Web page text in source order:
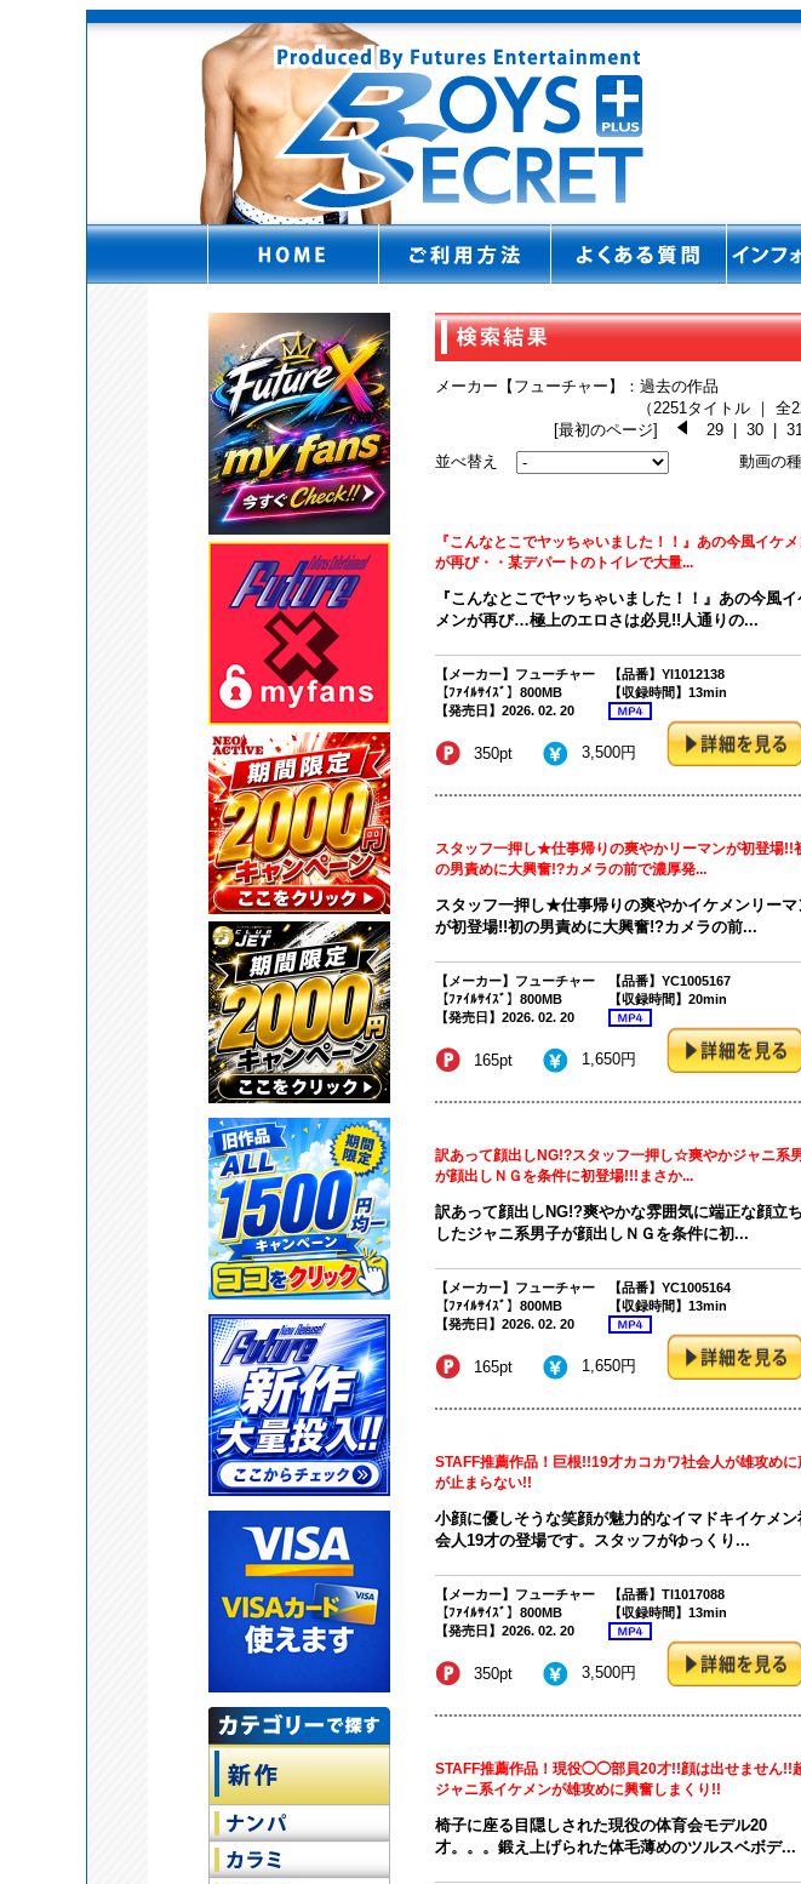
メーカー【フューチャー】：過去の作品
（2251タイトル ｜ 全
[最初のページ]
29| 30|
並べ替え
動画の
『こんなとこでヤッちゃいました！！』あの今風イケメ
が再び・・某デパートのトイレで大量...
『こんなとこでヤッちゃいました！！』あの今風イ
メンが再び…極上のエロさは必見!!人通りの...
【メーカー】フューチャー
【品番】YI1012138
【ﾌｧｲﾙｻｲｽﾞ】800MB
【収録時間】13min
【発売日】2026. 02. 20
350pt 3,500円
スタッフ一押し★仕事帰りの爽やかリーマンが初登場!!
の男責めに大興奮!?カメラの前で濃厚発...
スタッフ一押し★仕事帰りの爽やかイケメンリーマ
が初登場!!初の男責めに大興奮!?カメラの前...
【メーカー】フューチャー
【品番】YC1005167
【ﾌｧｲﾙｻｲｽﾞ】800MB
【収録時間】20min
【発売日】2026. 02. 20
165pt 1,650円
訳あって顔出しNG!?スタッフ一押し☆爽やかジャニ系
が顔出しＮＧを条件に初登場!!!まさか...
訳あって顔出しNG!?爽やかな雰囲気に端正な顔立
したジャニ系男子が顔出しＮＧを条件に初...
【メーカー】フューチャー
【品番】YC1005164
【ﾌｧｲﾙｻｲｽﾞ】800MB
【収録時間】13min
【発売日】2026. 02. 20
165pt 1,650円
STAFF推薦作品！巨根!!19才カコカワ社会人が雄攻めに
が止まらない!!
小顔に優しそうな笑顔が魅力的なイマドキイケメン
会人19才の登場です。スタッフがゆっくり...
【メーカー】フューチャー
【品番】TI1017088
【ﾌｧｲﾙｻｲｽﾞ】800MB
【収録時間】13min
【発売日】2026. 02. 20
350pt 3,500円
STAFF推薦作品！現役◯◯部員20才!!顔は出せません!!
ジャニ系イケメンが雄攻めに興奮しまくり!!
椅子に座る目隠しされた現役の体育会モデル20
才。。。鍛え上げられた体毛薄めのツルスベボデ...